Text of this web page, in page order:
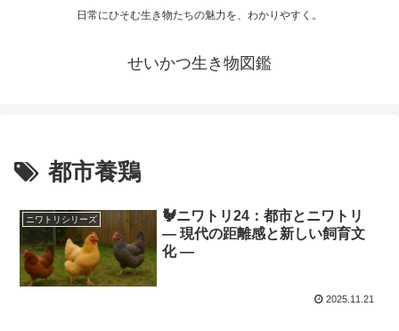
日常にひそむ生き物たちの魅力を、わかりやすく。
せいかつ生き物図鑑
都市養鶏
ニワトリシリーズ
🐓ニワトリ24：都市とニワトリ
― 現代の距離感と新しい飼育文
化 ―
2025.11.21